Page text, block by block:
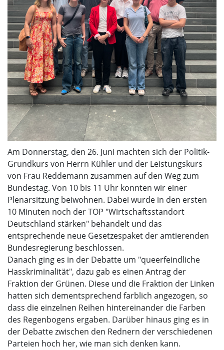
Am Donnerstag, den 26. Juni machten sich der Politik-
Grundkurs von Herrn Kühler und der Leistungskurs
von Frau Reddemann zusammen auf den Weg zum
Bundestag. Von 10 bis 11 Uhr konnten wir einer
Plenarsitzung beiwohnen. Dabei wurde in den ersten
10 Minuten noch der TOP "Wirtschaftsstandort
Deutschland stärken" behandelt und das
entsprechende neue Gesetzespaket der amtierenden
Bundesregierung beschlossen.
Danach ging es in der Debatte um "queerfeindliche
Hasskriminalität", dazu gab es einen Antrag der
Fraktion der Grünen. Diese und die Fraktion der Linken
hatten sich dementsprechend farblich angezogen, so
dass die einzelnen Reihen hintereinander die Farben
des Regenbogens ergaben. Darüber hinaus ging es in
der Debatte zwischen den Rednern der verschiedenen
Parteien hoch her, wie man sich denken kann.